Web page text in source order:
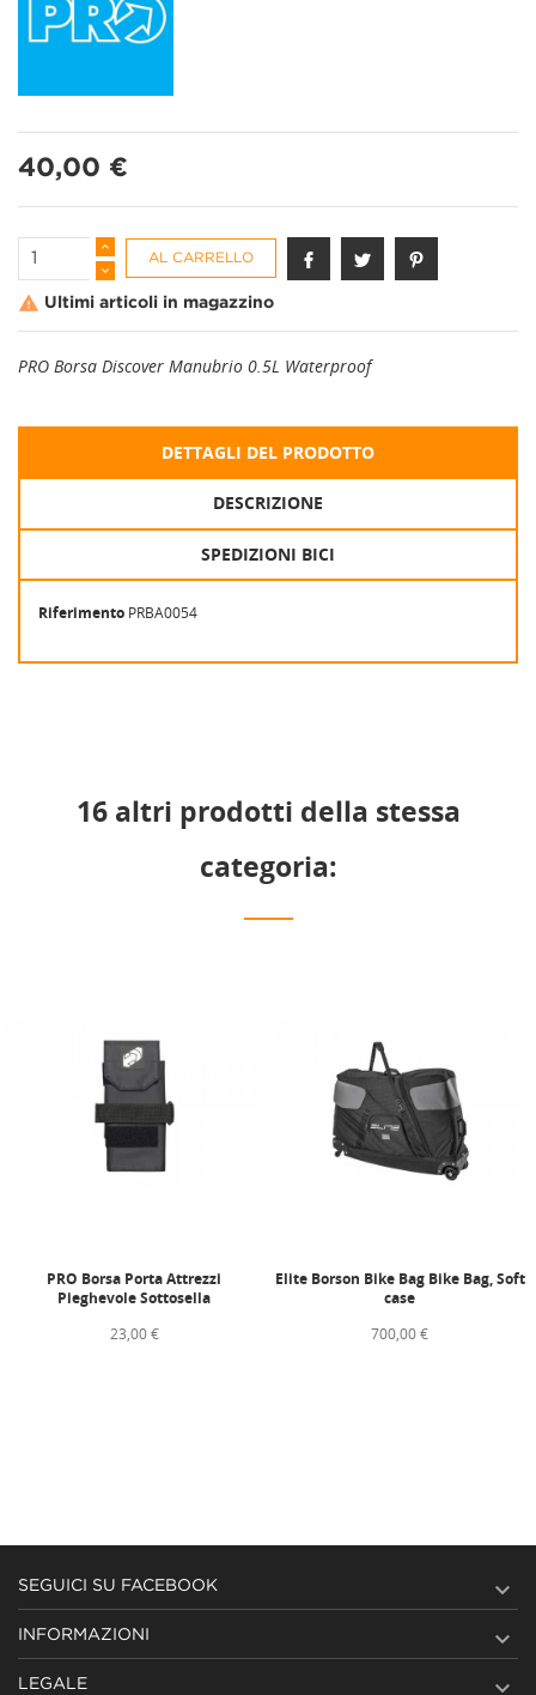
40,00 €
AL CARRELLO
 Ultimi articoli in magazzino
PRO Borsa Discover Manubrio 0.5L Waterproof
DETTAGLI DEL PRODOTTO
DESCRIZIONE
SPEDIZIONI BICI
Riferimento PRBA0054
16 altri prodotti della stessa
categoria:
PRO Borsa Porta Attrezzi
Pieghevole Sottosella
23,00 €
Elite Borson Bike Bag Bike Bag, Soft
case
700,00 €
SEGUICI SU FACEBOOK 
INFORMAZIONI 
LEGALE 